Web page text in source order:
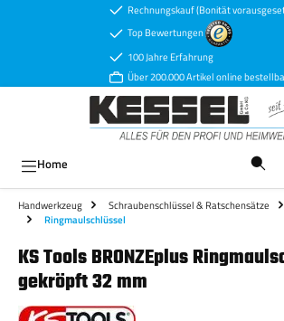
Zum Hauptinhalt springenRechnungskauf (Bonität
Top Bewertungen
100 Jahre Erfahrung
Über 200.000 Artikel online
Home
Handwerkzeug Schraubenschlüssel & Ratschensätze
Ringmaulschlüssel
KS Tools BRONZEplus
gekröpft 32 mm